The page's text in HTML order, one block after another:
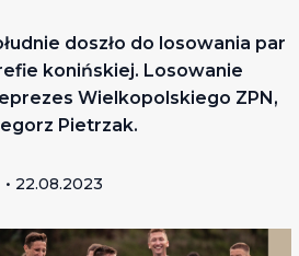
doszło do losowania par
konińskiej. Losowanie
Wielkopolskiego ZPN,
Pietrzak.
• 22.08.2023